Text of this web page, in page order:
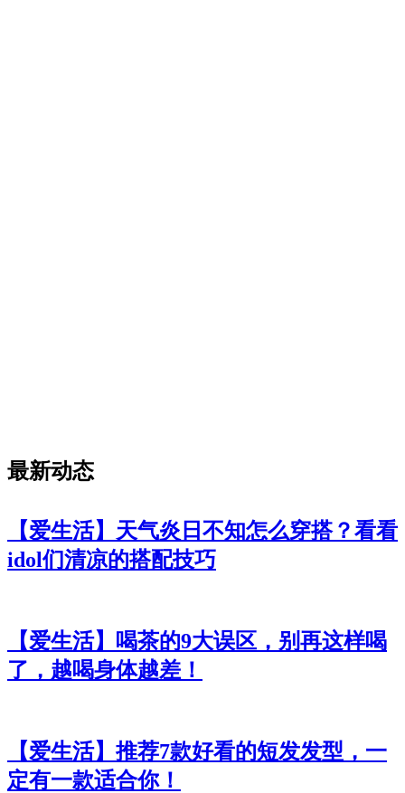
最新动态
【爱生活】天气炎日不知怎么穿搭？看看
idol们清凉的搭配技巧
【爱生活】喝茶的9大误区，别再这样喝
了，越喝身体越差！
【爱生活】推荐7款好看的短发发型，一
定有一款适合你！